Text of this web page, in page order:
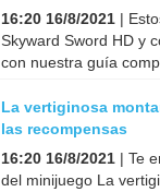
16:20 16/8/2021 |
Skyward Sword HD y
con nuestra guía
La vertiginosa
las recompensas
16:20 16/8/2021 | Te
del minijuego La